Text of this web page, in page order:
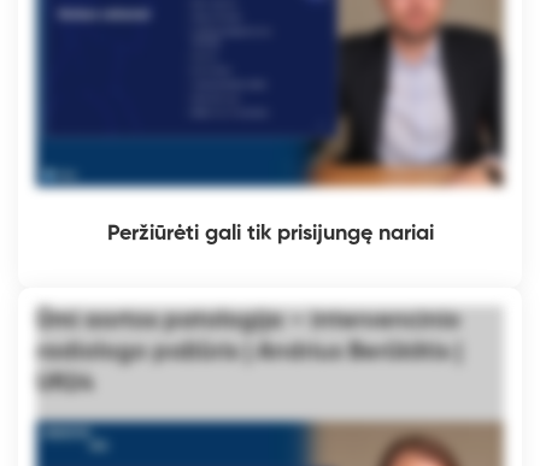
Peržiūrėti gali tik prisijungę nariai
Ūmi aortos patologija – intervencinio
radiologo požiūris | Andrius Berūkštis |
UR24